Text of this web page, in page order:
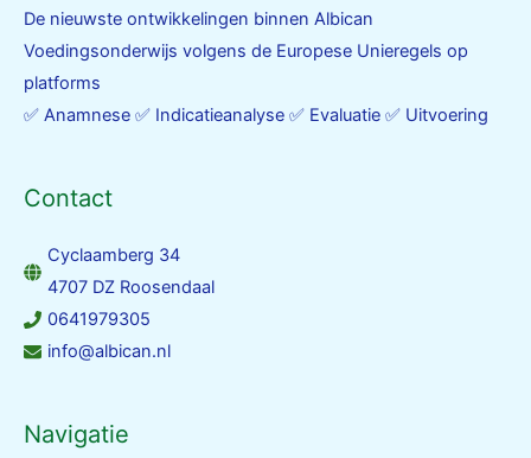
De nieuwste ontwikkelingen binnen Albican
Voedingsonderwijs volgens de Europese Unieregels op
platforms
✅ Anamnese ✅ Indicatieanalyse ✅ Evaluatie ✅ Uitvoering
Contact
Cyclaamberg 34
4707 DZ Roosendaal
0641979305
info@albican.nl
Navigatie